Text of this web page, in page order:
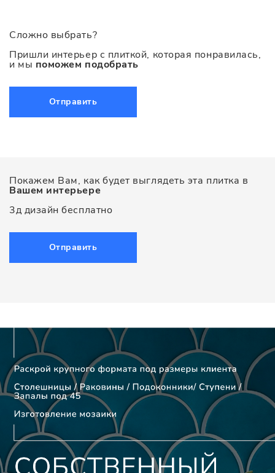
Сложно выбрать?
Пришли интерьер с плиткой, которая понравилась,
и мы поможем подобрать
Отправить
Покажем Вам, как будет выглядеть эта плитка в
Вашем интерьере
3д дизайн бесплатно
Отправить